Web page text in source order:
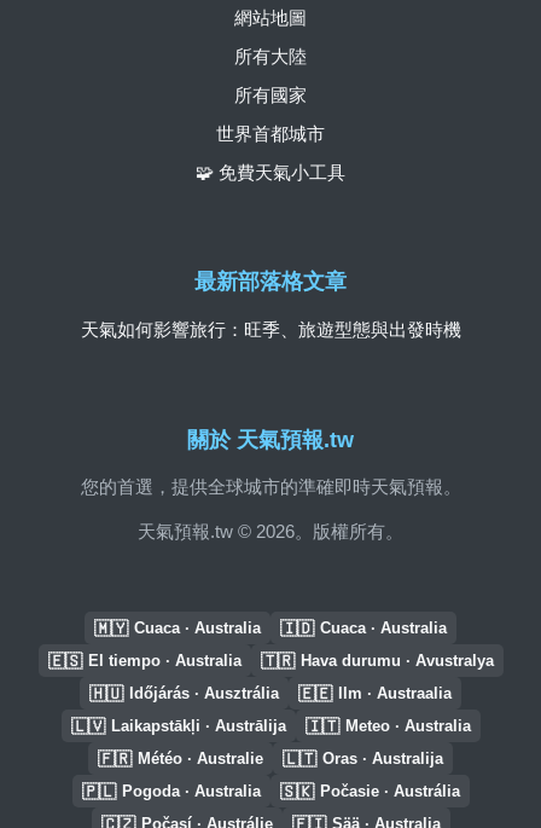
關於 天氣預報.tw
您的首選，提供全球城市的準確即時天氣預報。
天氣預報.tw © 2026。版權所有。
網站地圖
所有大陸
所有國家
世界首都城市
🧩 免費天氣小工具
最新部落格文章
天氣如何影響旅行：旺季、旅遊型態與出發時機
🇲🇾 Cuaca · Australia 🇮🇩 Cuaca · Australia
🇪🇸 El tiempo · Australia 🇹🇷 Hava durumu · Avustralya
🇭🇺 Időjárás · Ausztrália 🇪🇪 Ilm · Austraalia
🇱🇻 Laikapstākļi · Austrālija 🇮🇹 Meteo · Australia
🇫🇷 Météo · Australie 🇱🇹 Oras · Australija
🇵🇱 Pogoda · Australia 🇸🇰 Počasie · Austrália
🇨🇿 Počasí · Austrálie 🇫🇮 Sää · Australia